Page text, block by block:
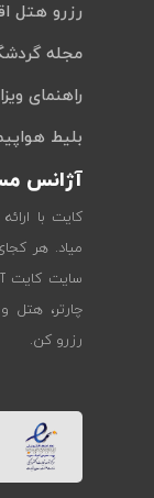
رزرو هتل
مجله
راهنمای
بلیط
آژانس
کایت با
میاد. هر
سایت کایت
چارتر، هتل
رزرو کن.